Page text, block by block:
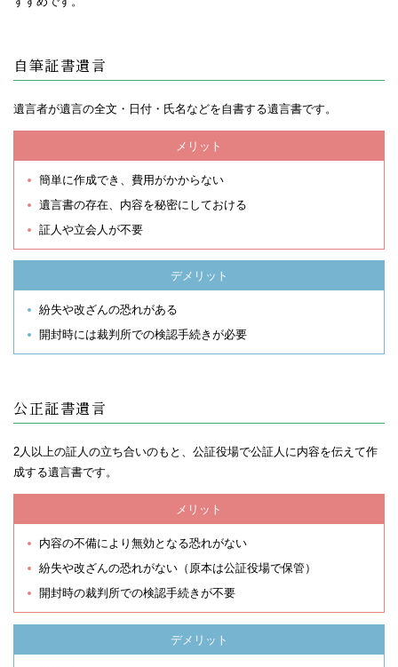
自筆証書遺言
遺言者が遺言の全文・日付・氏名などを自書する遺言書です。
メリット
簡単に作成でき、費用がかからない
遺言書の存在、内容を秘密にしておける
証人や立会人が不要
デメリット
紛失や改ざんの恐れがある
開封時には裁判所での検認手続きが必要
公正証書遺言
2人以上の証人の立ち合いのもと、公証役場で公証人に内容を伝えて作
成する遺言書です。
メリット
内容の不備により無効となる恐れがない
紛失や改ざんの恐れがない（原本は公証役場で保管）
開封時の裁判所での検認手続きが不要
デメリット